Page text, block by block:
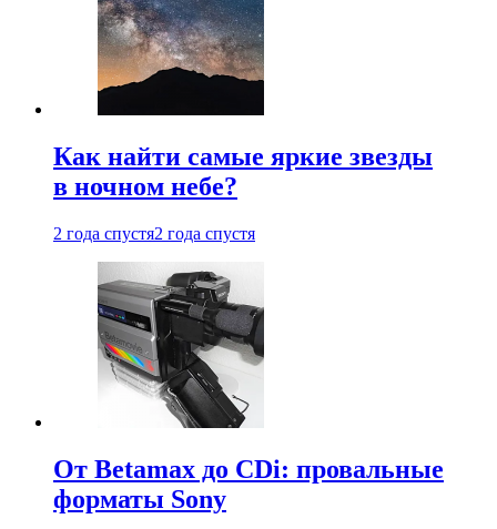
Как найти самые яркие звезды
в ночном небе?
2 года спустя2 года спустя
От Betamax до CDi: провальные
форматы Sony